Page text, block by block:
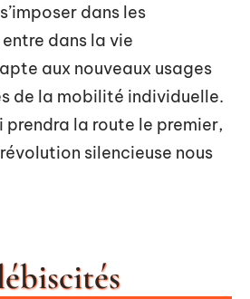
dans les
dans la vie
aux nouveaux usages
de la mobilité individuelle.
prendra la route le premier,
silencieuse nous